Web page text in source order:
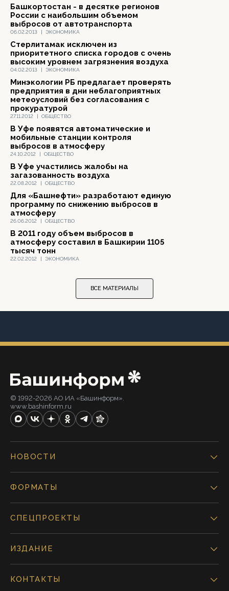
06.02.2013 | ЭКОНОМИКА
Башкортостан - в десятке регионов
России с наибольшим объемом
выбросов от автотранспорта
04.02.2013 | ЭКОНОМИКА
Стерлитамак исключен из
приоритетного списка городов с очень
высоким уровнем загрязнения воздуха
27.11.2012 | ОБЩЕСТВО
Минэкологии РБ предлагает проверять
предприятия в дни неблагоприятных
метеоусловий без согласования с
прокуратурой
24.10.2012 | ОБЩЕСТВО
В Уфе появятся автоматические и
мобильные станции контроля
выбросов в атмосферу
22.08.2012 | ОБЩЕСТВО
В Уфе участились жалобы на
загазованность воздуха
26.06.2012 | ОБЩЕСТВО
Для «Башнефти» разработают единую
программу по снижению выбросов в
атмосферу
22.02.2012 | ЭКОНОМИКА
В 2011 году объем выбросов в
атмосферу составил в Башкирии 1105
тысяч тонн
ВСЕ МАТЕРИАЛЫ
© 1992-2026 АО ИА «Башинформ».
www.bashinform.ru
НОВОСТИ
ФОРМАТЫ
СПЕЦПРОЕКТЫ
ИЗДАНИЕ
КОНТАКТЫ